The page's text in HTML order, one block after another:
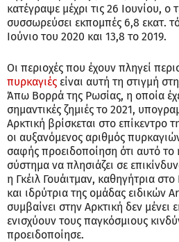
κατέγραψε μέχρι τις 26 Ιουνίου, ο
συσσωρεύσει εκπομπές 6,8 εκατ.
Ιούνιο του 2020 και 13,8 το 2019.
Οι περιοχές που έχουν πληγεί
πυρκαγιές είναι αυτή τη στιγμή
Άπω Βορρά της Ρωσίας, η οποία
σημαντικές ζημιές το 2021,
Αρκτική βρίσκεται στο επίκεντρο
οι αυξανόμενος αριθμός
σαφής προειδοποίηση ότι αυτό το
σύστημα να πλησιάζει σε
η Γκέιλ Γουάιτμαν, καθηγήτρια
και ιδρύτρια της ομάδας ειδικών
συμβαίνει στην Αρκτική δεν μένει
ενισχύουν τους παγκόσμιους
προειδοποίησε.